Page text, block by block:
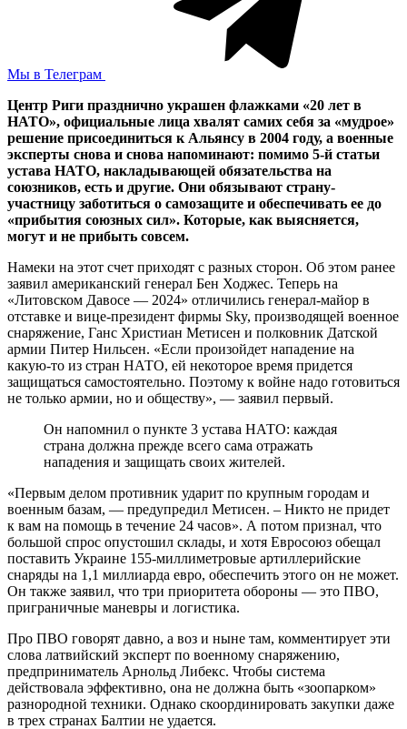
Мы в Телеграм
Центр Риги празднично украшен флажками «20 лет в
НАТО», официальные лица хвалят самих себя за «мудрое»
решение присоединиться к Альянсу в 2004 году, а военные
эксперты снова и снова напоминают: помимо 5-й статьи
устава НАТО, накладывающей обязательства на
союзников, есть и другие. Они обязывают страну-
участницу заботиться о самозащите и обеспечивать ее до
«прибытия союзных сил». Которые, как выясняется,
могут и не прибыть совсем.
Намеки на этот счет приходят с разных сторон. Об этом ранее
заявил американский генерал Бен Ходжес. Теперь на
«Литовском Давосе — 2024» отличились генерал-майор в
отставке и вице-президент фирмы Sky, производящей военное
снаряжение, Ганс Христиан Метисен и полковник Датской
армии Питер Нильсен. «Если произойдет нападение на
какую-то из стран НАТО, ей некоторое время придется
защищаться самостоятельно. Поэтому к войне надо готовиться
не только армии, но и обществу», — заявил первый.
Он напомнил о пункте 3 устава НАТО: каждая
страна должна прежде всего сама отражать
нападения и защищать своих жителей.
«Первым делом противник ударит по крупным городам и
военным базам, — предупредил Метисен. – Никто не придет
к вам на помощь в течение 24 часов». А потом признал, что
большой спрос опустошил склады, и хотя Евросоюз обещал
поставить Украине 155-миллиметровые артиллерийские
снаряды на 1,1 миллиарда евро, обеспечить этого он не может.
Он также заявил, что три приоритета обороны — это ПВО,
приграничные маневры и логистика.
Про ПВО говорят давно, а воз и ныне там, комментирует эти
слова латвийский эксперт по военному снаряжению,
предприниматель Арнольд Либекс. Чтобы система
действовала эффективно, она не должна быть «зоопарком»
разнородной техники. Однако скоординировать закупки даже
в трех странах Балтии не удается.